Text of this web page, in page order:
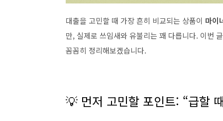
대출을 고민할 때 가장 흔히 비교되는 상품이 마이
만, 실제로 쓰임새와 유불리는 꽤 다릅니다. 이번
꼼꼼히 정리해보겠습니다.
💡 먼저 고민할 포인트: “급할